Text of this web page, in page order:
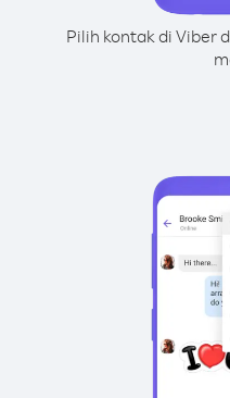
Pilih kontak di Viber